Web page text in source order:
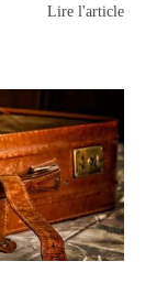
Lire l'article